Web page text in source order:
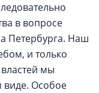
в вопросе
Петербурга. Наш
и только
мы
виде. Особое